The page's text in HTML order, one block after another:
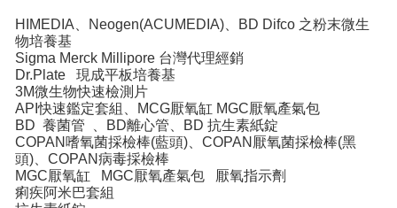
HIMEDIA、Neogen(ACUMEDIA)、BD Difco 之粉末微生
物培養基
Sigma Merck Millipore 台灣代理經銷
Dr.Plate 現成平板培養基
3M微生物快速檢測片
API快速鑑定套組、MCG厭氧缸 MGC厭氧產氣包
BD 養菌管 、BD離心管、BD 抗生素紙錠
COPAN嗜氧菌採檢棒(藍頭)、COPAN厭氧菌採檢棒(黑
頭)、COPAN病毒採檢棒
MGC厭氧缸 MGC厭氧產氣包 厭氧指示劑
痢疾阿米巴套組